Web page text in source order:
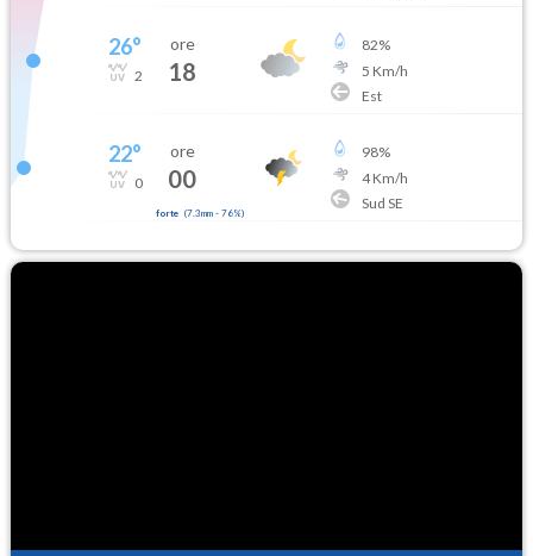
26°
2
ore
18
82%
5 Km/h
Est
22°
0
ore
00
forte (7.3mm- 76%)
98%
4Km/h
Sud SE